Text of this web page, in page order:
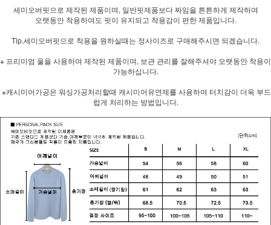
세미오버핏으로 제작된 제품이며, 일반핏제품보다 짜임을 튼튼하게 제작하여
오랫동안 착용하여도 핏이 유지되고 착용감이 편한 제품입니다.
Tip.세미오버핏으로 착용을 원하실때는 정사이즈로 구매해주시면 되겠습니다.
※ 프리미엄 울을 사용하여 제작된 제품이며, 보관 관리를 잘해주셔야 오랫동안 착용이
가능하십니다.
※캐시미어가공은 워싱가공처리할때 캐시미어유연제를 사용하여 터치감이 더욱 부드
럽게 처리하는 방법입니다.